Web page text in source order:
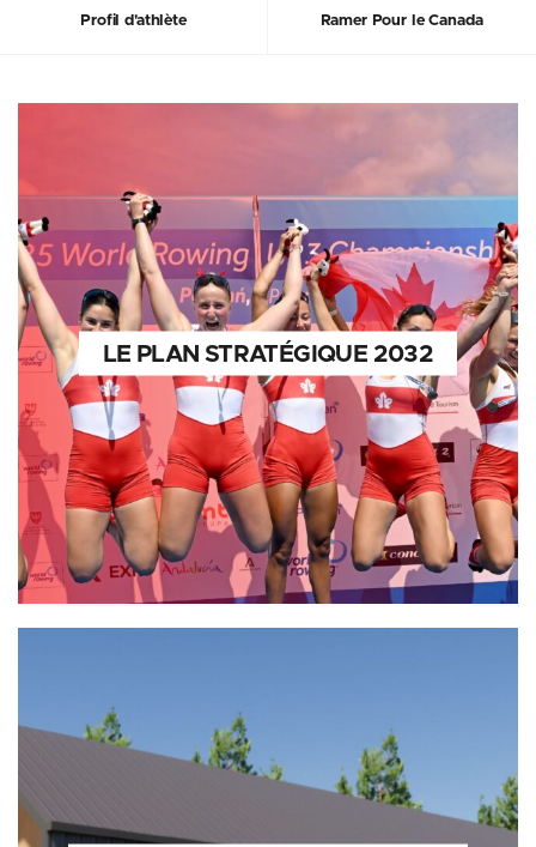
Profil d'athlète Ramer Pour le Canada
LE PLAN STRATÉGIQUE 2032